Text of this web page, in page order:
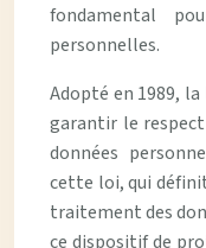
fondamental
personnelles.
Adopté en 1989,
garantir le
données
cette loi, qui
traitement des
ce dispositif de